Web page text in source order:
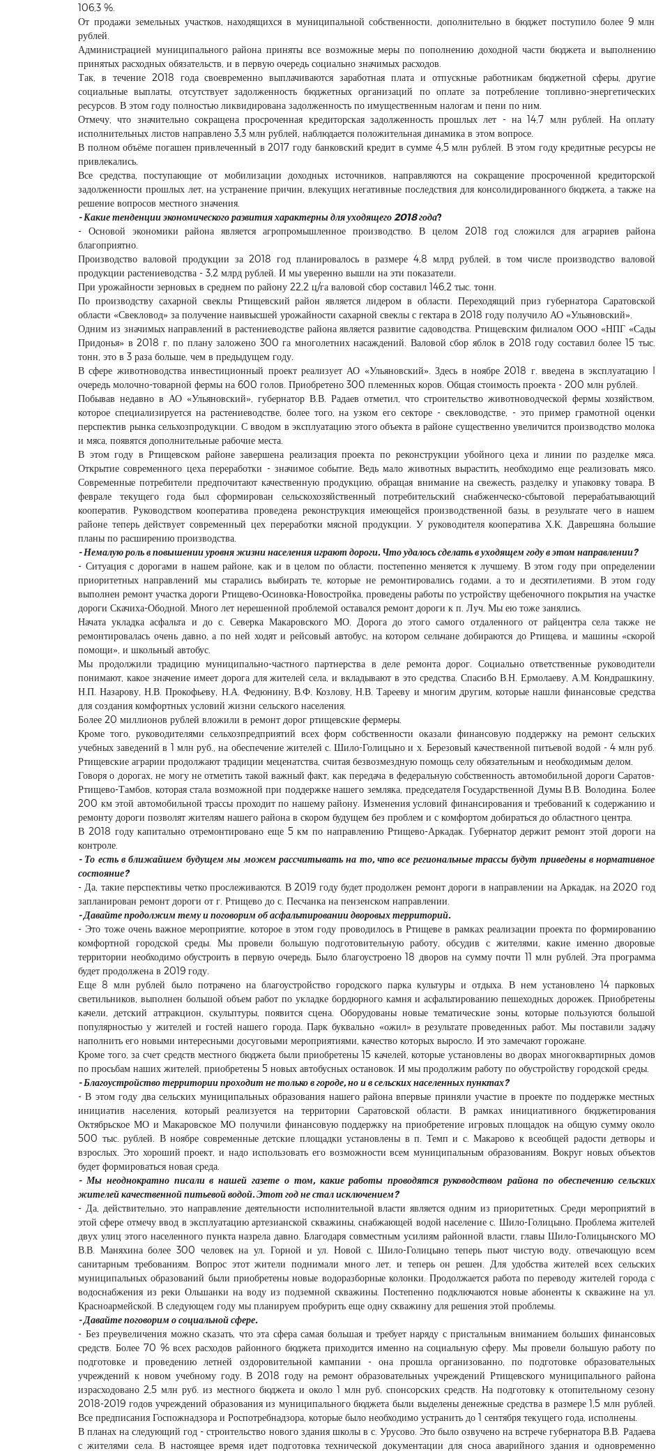
106,3 %.
От продажи земельных участков, находящихся в муниципальной собственности, дополнительно в бюджет поступило более 9 млн
рублей.
Администрацией муниципального района приняты все возможные меры по пополнению доходной части бюджета и выполнению
принятых расходных обязательств, и в первую очередь социально значимых расходов.
Так, в течение 2018 года своевременно выплачиваются заработная плата и отпускные работникам бюджетной сферы, другие
социальные выплаты, отсутствует задолженность бюджетных организаций по оплате за потребление топливно-энергетических
ресурсов. В этом году полностью ликвидирована задолженность по имущественным налогам и пени по ним.
Отмечу, что значительно сокращена просроченная кредиторская задолженность прошлых лет - на 14,7 млн рублей. На оплату
исполнительных листов направлено 3,3 млн рублей, наблюдается положительная динамика в этом вопросе.
В полном объёме погашен привлеченный в 2017 году банковский кредит в сумме 4,5 млн рублей. В этом году кредитные ресурсы не
привлекались.
Все средства, поступающие от мобилизации доходных источников, направляются на сокращение просроченной кредиторской
задолженности прошлых лет, на устранение причин, влекущих негативные последствия для консолидированного бюджета, а также на
решение вопросов местного значения.
- Какие тенденции экономического развития характерны для уходящего 2018 года?
- Основой экономики района является агропромышленное производство. В целом 2018 год сложился для аграриев района
благоприятно.
Производство валовой продукции за 2018 год планировалось в размере 4,8 млрд рублей, в том числе производство валовой
продукции растениеводства - 3,2 млрд рублей. И мы уверенно вышли на эти показатели.
При урожайности зерновых в среднем по району 22,2 ц/га валовой сбор составил 146,2 тыс. тонн.
По производству сахарной свеклы Ртищевский район является лидером в области. Переходящий приз губернатора Саратовской
области «Свекловод» за получение наивысшей урожайности сахарной свеклы с гектара в 2018 году получило АО «Ульяновский».
Одним из значимых направлений в растениеводстве района является развитие садоводства. Ртищевским филиалом ООО «НПГ «Сады
Придонья» в 2018 г. по плану заложено 300 га многолетних насаждений. Валовой сбор яблок в 2018 году составил более 15 тыс.
тонн, это в 3 раза больше, чем в предыдущем году.
В сфере животноводства инвестиционный проект реализует АО «Ульяновский». Здесь в ноябре 2018 г. введена в эксплуатацию I
очередь молочно-товарной фермы на 600 голов. Приобретено 300 племенных коров. Общая стоимость проекта - 200 млн рублей.
Побывав недавно в АО «Ульяновский», губернатор В.В. Радаев отметил, что строительство животноводческой фермы хозяйством,
которое специализируется на растениеводстве, более того, на узком его секторе - свекловодстве, - это пример грамотной оценки
перспектив рынка сельхозпродукции. С вводом в эксплуатацию этого объекта в районе существенно увеличится производство молока
и мяса, появятся дополнительные рабочие места.
В этом году в Ртищевском районе завершена реализация проекта по реконструкции убойного цеха и линии по разделке мяса.
Открытие современного цеха переработки - значимое событие. Ведь мало животных вырастить, необходимо еще реализовать мясо.
Современные потребители предпочитают качественную продукцию, обращая внимание на свежесть, разделку и упаковку товара. В
феврале текущего года был сформирован сельскохозяйственный потребительский снабженческо-сбытовой перерабатывающий
кооператив. Руководством кооператива проведена реконструкция имеющейся производственной базы, в результате чего в нашем
районе теперь действует современный цех переработки мясной продукции. У руководителя кооператива Х.К. Даврешяна большие
планы по расширению производства.
- Немалую роль в повышении уровня жизни населения играют дороги. Что удалось сделать в уходящем году в этом направлении?
- Ситуация с дорогами в нашем районе, как и в целом по области, постепенно меняется к лучшему. В этом году при определении
приоритетных направлений мы старались выбирать те, которые не ремонтировались годами, а то и десятилетиями. В этом году
выполнен ремонт участка дороги Ртищево-Осиновка-Новостройка, проведены работы по устройству щебеночного покрытия на участке
дороги Скачиха-Ободной. Много лет нерешенной проблемой оставался ремонт дороги к п. Луч. Мы ею тоже занялись.
Начата укладка асфальта и до с. Северка Макаровского МО. Дорога до этого самого отдаленного от райцентра села также не
ремонтировалась очень давно, а по ней ходят и рейсовый автобус, на котором сельчане добираются до Ртищева, и машины «скорой
помощи», и школьный автобус.
Мы продолжили традицию муниципально-частного партнерства в деле ремонта дорог. Социально ответственные руководители
понимают, какое значение имеет дорога для жителей села, и вкладывают в это средства. Спасибо В.Н. Ермолаеву, А.М. Кондрашкину,
Н.П. Назарову, Н.В. Прокофьеву, Н.А. Федюнину, В.Ф. Козлову, Н.В. Тарееву и многим другим, которые нашли финансовые средства
для создания комфортных условий жизни сельского населения.
Более 20 миллионов рублей вложили в ремонт дорог ртищевские фермеры.
Кроме того, руководителями сельхозпредприятий всех форм собственности оказали финансовую поддержку на ремонт сельских
учебных заведений в 1 млн руб., на обеспечение жителей с. Шило-Голицыно и х. Березовый качественной питьевой водой - 4 млн руб.
Ртищевские аграрии продолжают традиции меценатства, считая безвозмездную помощь селу обязательным и необходимым делом.
Говоря о дорогах, не могу не отметить такой важный факт, как передача в федеральную собственность автомобильной дороги Саратов-
Ртищево-Тамбов, которая стала возможной при поддержке нашего земляка, председателя Государственной Думы В.В. Володина. Более
200 км этой автомобильной трассы проходит по нашему району. Изменения условий финансирования и требований к содержанию и
ремонту дороги позволят жителям нашего района в скором будущем без проблем и с комфортом добираться до областного центра.
В 2018 году капитально отремонтировано еще 5 км по направлению Ртищево-Аркадак. Губернатор держит ремонт этой дороги на
контроле.
- То есть в ближайшем будущем мы можем рассчитывать на то, что все региональные трассы будут приведены в нормативное
состояние?
- Да, такие перспективы четко прослеживаются. В 2019 году будет продолжен ремонт дороги в направлении на Аркадак, на 2020 год
запланирован ремонт дороги от г. Ртищево до с. Песчанка на пензенском направлении.
- Давайте продолжим тему и поговорим об асфальтировании дворовых территорий.
- Это тоже очень важное мероприятие, которое в этом году проводилось в Ртищеве в рамках реализации проекта по формированию
комфортной городской среды. Мы провели большую подготовительную работу, обсудив с жителями, какие именно дворовые
территории необходимо обустроить в первую очередь. Было благоустроено 18 дворов на сумму почти 11 млн рублей. Эта программа
будет продолжена в 2019 году.
Еще 8 млн рублей было потрачено на благоустройство городского парка культуры и отдыха. В нем установлено 14 парковых
светильников, выполнен большой объем работ по укладке бордюрного камня и асфальтированию пешеходных дорожек. Приобретены
качели, детский аттракцион, скульптуры, появится сцена. Оборудованы новые тематические зоны, которые пользуются большой
популярностью у жителей и гостей нашего города. Парк буквально «ожил» в результате проведенных работ. Мы поставили задачу
наполнить его новыми интересными досуговыми мероприятиями, качество которых выросло. И это замечают горожане.
Кроме того, за счет средств местного бюджета были приобретены 15 качелей, которые установлены во дворах многоквартирных домов
по просьбам наших жителей, приобретены 5 новых автобусных остановок. И мы продолжим работу по обустройству городской среды.
- Благоустройство территории проходит не только в городе, но и в сельских населенных пунктах?
- В этом году два сельских муниципальных образования нашего района впервые приняли участие в проекте по поддержке местных
инициатив населения, который реализуется на территории Саратовской области. В рамках инициативного бюджетирования
Октябрьское МО и Макаровское МО получили финансовую поддержку на приобретение игровых площадок на общую сумму около
500 тыс. рублей. В ноябре современные детские площадки установлены в п. Темп и с. Макарово к всеобщей радости детворы и
взрослых. Это хороший проект, и надо использовать его возможности всем муниципальным образованиям. Вокруг новых объектов
будет формироваться новая среда.
- Мы неоднократно писали в нашей газете о том, какие работы проводятся руководством района по обеспечению сельских
жителей качественной питьевой водой. Этот год не стал исключением?
- Да, действительно, это направление деятельности исполнительной власти является одним из приоритетных. Среди мероприятий в
этой сфере отмечу ввод в эксплуатацию артезианской скважины, снабжающей водой население с. Шило-Голицыно. Проблема жителей
двух улиц этого населенного пункта назрела давно. Благодаря совместным усилиям районной власти, главы Шило-Голицынского МО
В.В. Маняхина более 300 человек на ул. Горной и ул. Новой с. Шило-Голицыно теперь пьют чистую воду, отвечающую всем
санитарным требованиям. Вопрос этот жители поднимали много лет, и теперь он решен. Для удобства жителей всех сельских
муниципальных образований были приобретены новые водоразборные колонки. Продолжается работа по переводу жителей города с
водоснабжения из реки Ольшанки на воду из подземной скважины. Постепенно подключаются новые абоненты к скважине на ул.
Красноармейской. В следующем году мы планируем пробурить еще одну скважину для решения этой проблемы.
- Давайте поговорим о социальной сфере.
- Без преувеличения можно сказать, что эта сфера самая большая и требует наряду с пристальным вниманием больших финансовых
средств. Более 70 % всех расходов районного бюджета приходится именно на социальную сферу. Мы провели большую работу по
подготовке и проведению летней оздоровительной кампании - она прошла организованно, по подготовке образовательных
учреждений к новом учебному году. В 2018 году на ремонт образовательных учреждений Ртищевского муниципального района
израсходовано 2,5 млн руб. из местного бюджета и около 1 млн руб. спонсорских средств. На подготовку к отопительному сезону
2018-2019 годов учреждений образования из муниципального бюджета были выделены денежные средства в размере 1,5 млн рублей.
Все предписания Госпожнадзора и Роспотребнадзора, которые было необходимо устранить до 1 сентября текущего года, исполнены.
В планах на следующий год - строительство нового здания школы в с. Урусово. Это было озвучено на встрече губернатора В.В. Радаева
с жителями села. В настоящее время идет подготовка технической документации для сноса аварийного здания и одновременно